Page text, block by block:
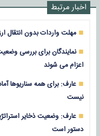
اخبار مرتبط
مهلت واردات بدون انتقال
نمایندگان برای بررسی
اعزام می شوند
عارف: برای همه سناریوها
نیست
عارف: وضعیت ذخایر
دستور است